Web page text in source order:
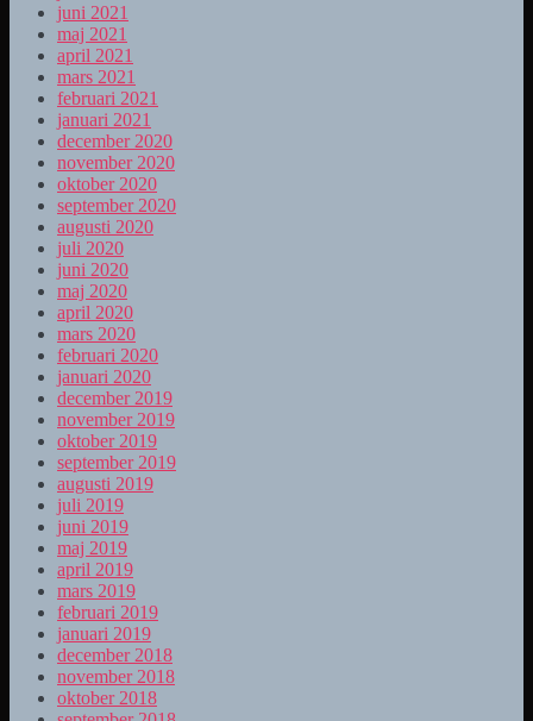
juni 2021
maj 2021
april 2021
mars 2021
februari 2021
januari 2021
december 2020
november 2020
oktober 2020
september 2020
augusti 2020
juli 2020
juni 2020
maj 2020
april 2020
mars 2020
februari 2020
januari 2020
december 2019
november 2019
oktober 2019
september 2019
augusti 2019
juli 2019
juni 2019
maj 2019
april 2019
mars 2019
februari 2019
januari 2019
december 2018
november 2018
oktober 2018